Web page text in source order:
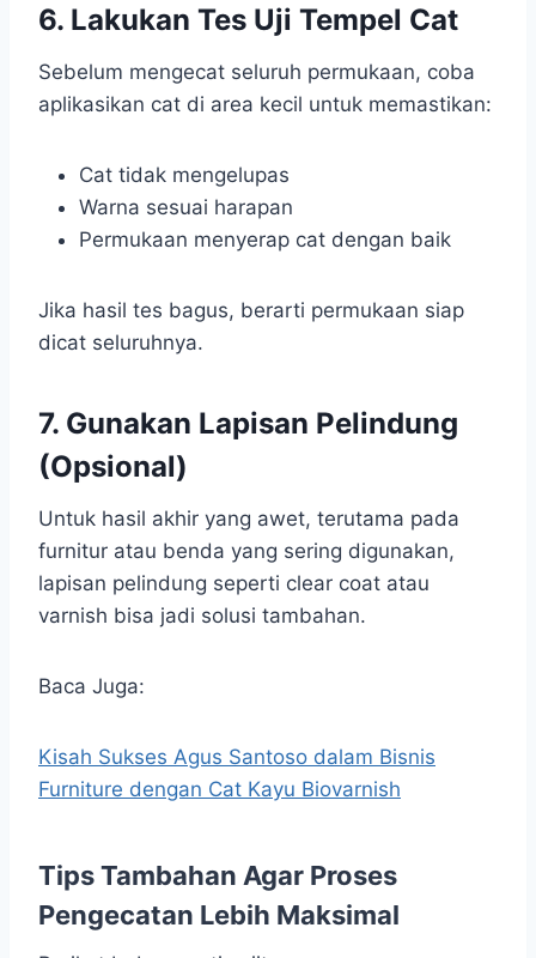
6. Lakukan Tes Uji Tempel Cat
Sebelum mengecat seluruh permukaan, coba
aplikasikan cat di area kecil untuk memastikan:
Cat tidak mengelupas
Warna sesuai harapan
Permukaan menyerap cat dengan baik
Jika hasil tes bagus, berarti permukaan siap
dicat seluruhnya.
7. Gunakan Lapisan Pelindung
(Opsional)
Untuk hasil akhir yang awet, terutama pada
furnitur atau benda yang sering digunakan,
lapisan pelindung seperti clear coat atau
varnish bisa jadi solusi tambahan.
Baca Juga:
Kisah Sukses Agus Santoso dalam Bisnis
Furniture dengan Cat Kayu Biovarnish
Tips Tambahan Agar Proses
Pengecatan Lebih Maksimal